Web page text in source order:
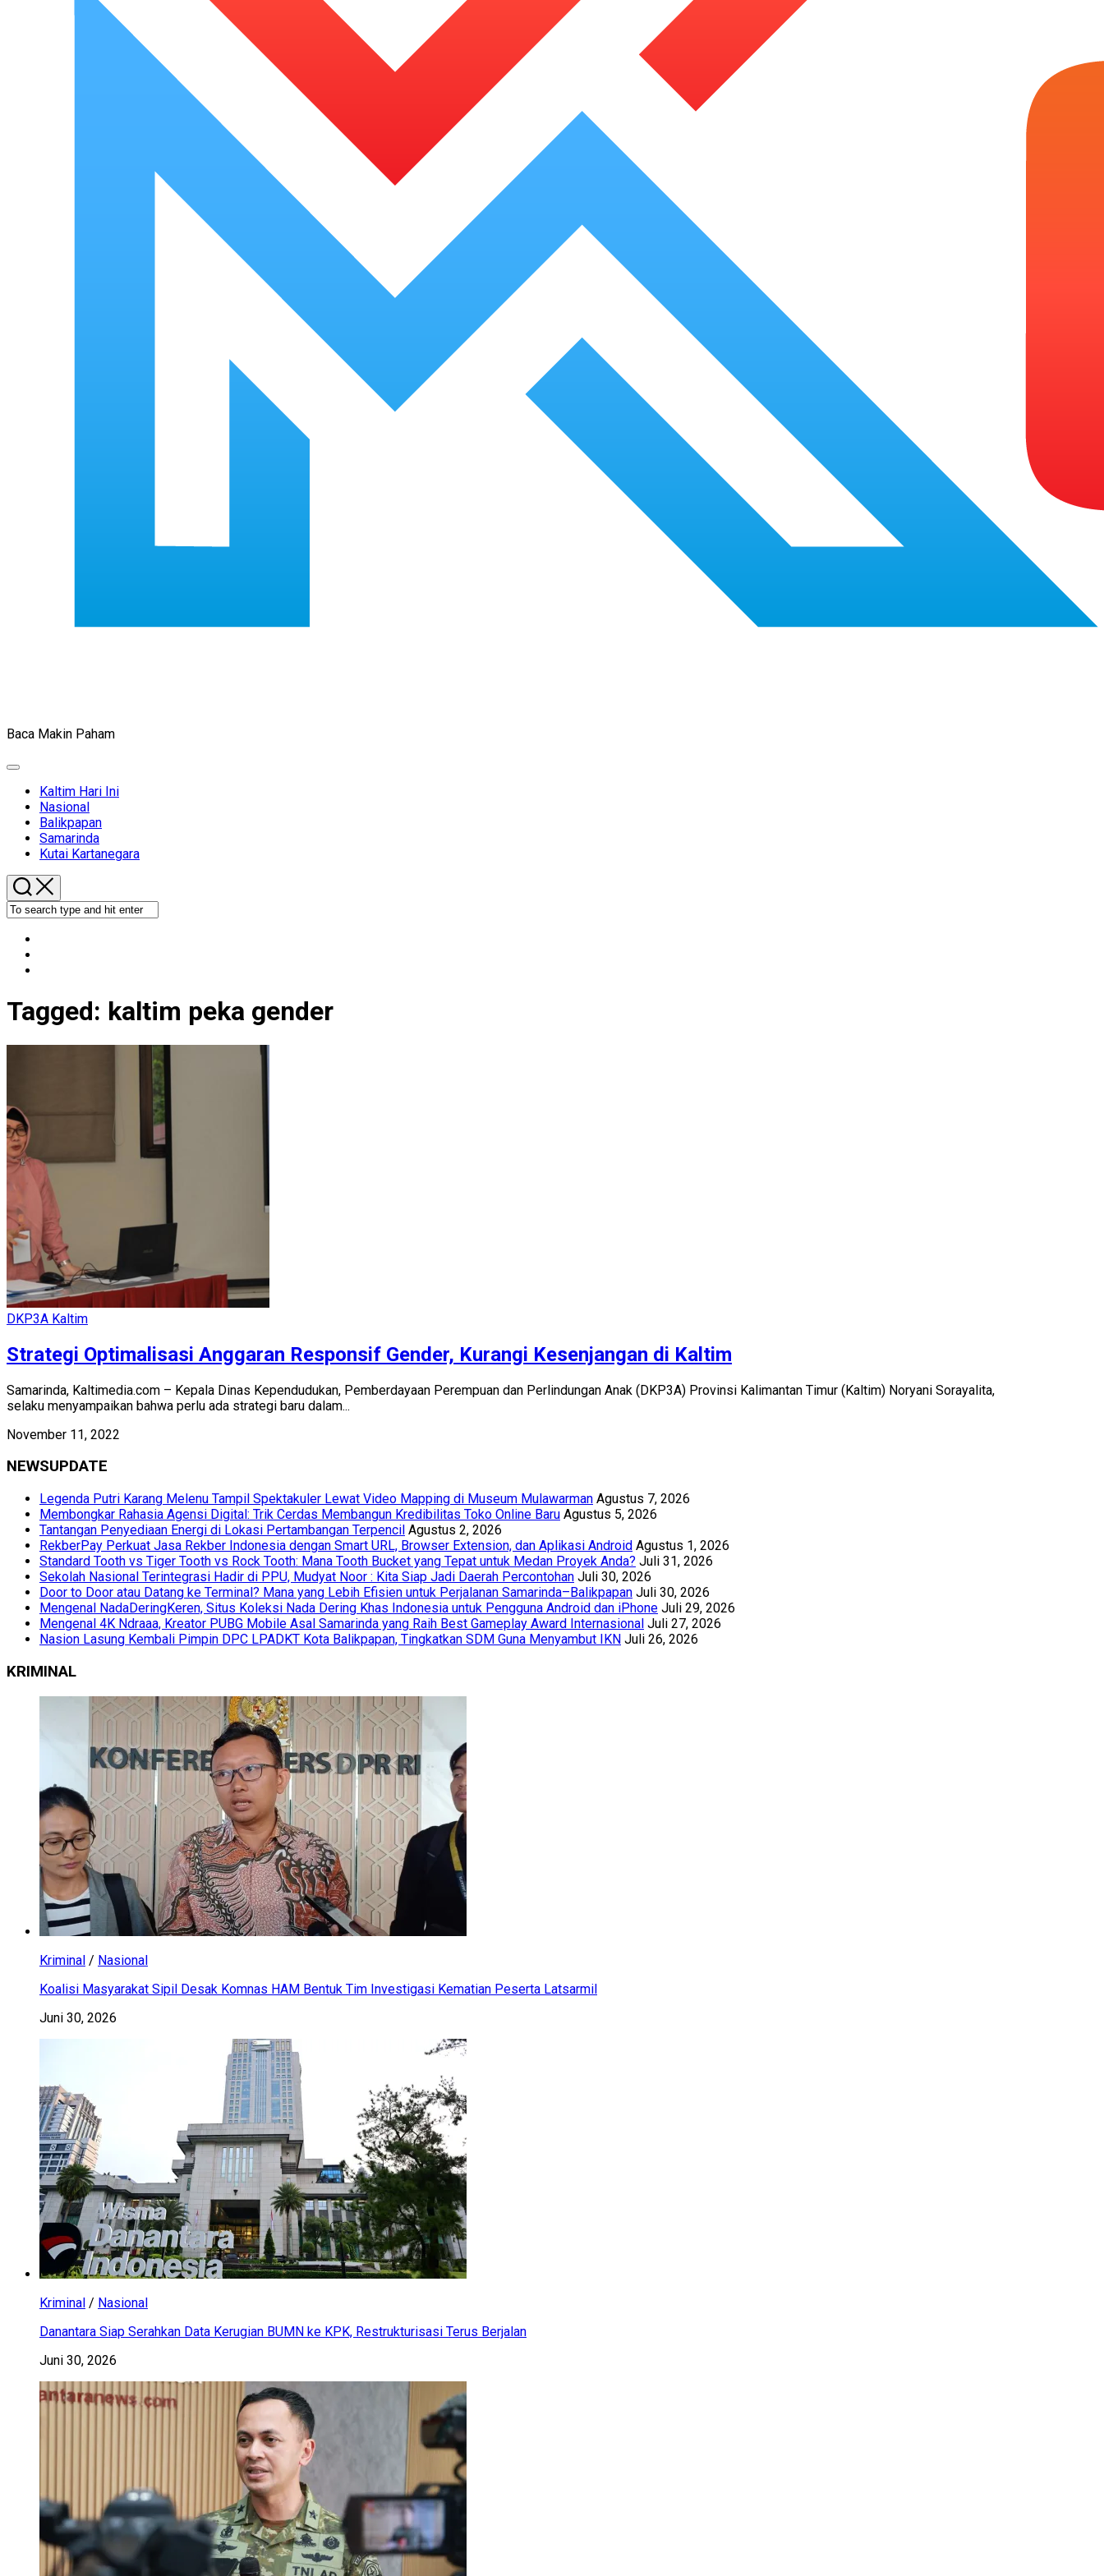
Baca Makin Paham
Expand
Kaltim Hari Ini
Nasional
Balikpapan
Samarinda
Kutai Kartanegara
Tagged: kaltim peka gender
DKP3A Kaltim
Strategi Optimalisasi Anggaran Responsif Gender, Kurangi Kesenjangan di Kaltim
Samarinda, Kaltimedia.com – Kepala Dinas Kependudukan, Pemberdayaan Perempuan dan Perlindungan Anak (DKP3A) Provinsi Kalimantan Timur (Kaltim) Noryani Sorayalita,
selaku menyampaikan bahwa perlu ada strategi baru dalam...
November 11, 2022
NEWSUPDATE
Legenda Putri Karang Melenu Tampil Spektakuler Lewat Video Mapping di Museum Mulawarman Agustus 7, 2026
Membongkar Rahasia Agensi Digital: Trik Cerdas Membangun Kredibilitas Toko Online Baru Agustus 5, 2026
Tantangan Penyediaan Energi di Lokasi Pertambangan Terpencil Agustus 2, 2026
RekberPay Perkuat Jasa Rekber Indonesia dengan Smart URL, Browser Extension, dan Aplikasi Android Agustus 1, 2026
Standard Tooth vs Tiger Tooth vs Rock Tooth: Mana Tooth Bucket yang Tepat untuk Medan Proyek Anda? Juli 31, 2026
Sekolah Nasional Terintegrasi Hadir di PPU, Mudyat Noor : Kita Siap Jadi Daerah Percontohan Juli 30, 2026
Door to Door atau Datang ke Terminal? Mana yang Lebih Efisien untuk Perjalanan Samarinda–Balikpapan Juli 30, 2026
Mengenal NadaDeringKeren, Situs Koleksi Nada Dering Khas Indonesia untuk Pengguna Android dan iPhone Juli 29, 2026
Mengenal 4K Ndraaa, Kreator PUBG Mobile Asal Samarinda yang Raih Best Gameplay Award Internasional Juli 27, 2026
Nasion Lasung Kembali Pimpin DPC LPADKT Kota Balikpapan, Tingkatkan SDM Guna Menyambut IKN Juli 26, 2026
KRIMINAL
Kriminal / Nasional
Koalisi Masyarakat Sipil Desak Komnas HAM Bentuk Tim Investigasi Kematian Peserta Latsarmil
Juni 30, 2026
Kriminal / Nasional
Danantara Siap Serahkan Data Kerugian BUMN ke KPK, Restrukturisasi Terus Berjalan
Juni 30, 2026